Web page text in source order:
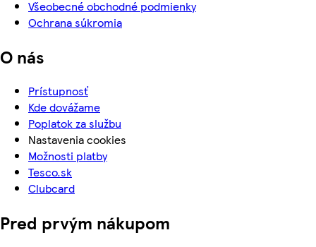
Všeobecné obchodné podmienky
Ochrana súkromia
O nás
Prístupnosť
Kde dovážame
Poplatok za službu
Nastavenia cookies
Možnosti platby
Tesco.sk
Clubcard
Pred prvým nákupom